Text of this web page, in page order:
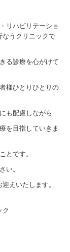
リハビリテーショ
なうクリニックで
る診療を心がけて
様ひとりひとりの
も配慮しながら
を目指していきま
とです。
い。
えいたします。
ク